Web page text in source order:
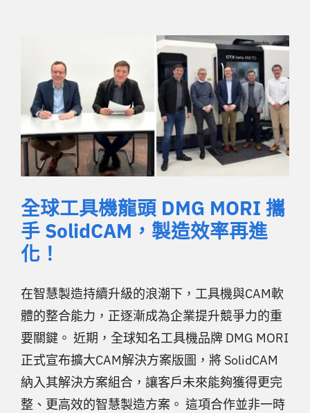
全球工具機龍頭 DMG MORI 攜
手 SolidCAM，製造效率再進
化！
在智慧製造持續升級的浪潮下，工具機與CAM軟
體的整合能力，正逐漸成為企業提升競爭力的重
要關鍵。 近期，全球知名工具機品牌 DMG MORI
正式宣布擴大CAM解決方案版圖，將 SolidCAM
納入其解決方案組合，讓客戶未來能夠獲得更完
整、更高效的智慧製造方案。 這項合作並非一時